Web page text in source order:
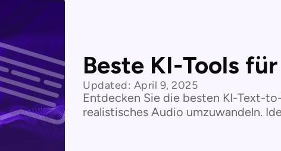
Beste KI-Tools
Updated: April 9, 2025
Entdecken Sie die besten KI-Text-
realistisches Audio umzuwandeln.